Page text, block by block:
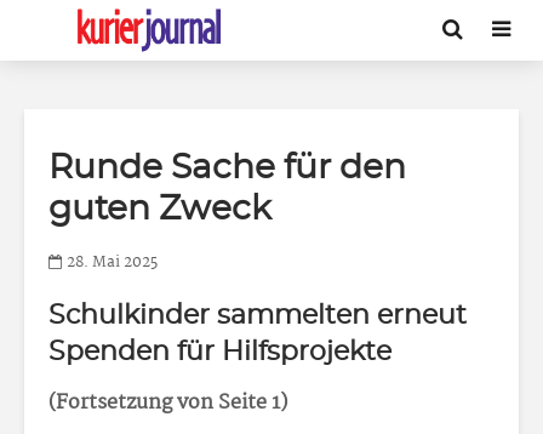
Runde Sache für den
guten Zweck
28. Mai 2025
Schulkinder sammelten erneut
Spenden für Hilfsprojekte
(Fortsetzung von Seite 1)